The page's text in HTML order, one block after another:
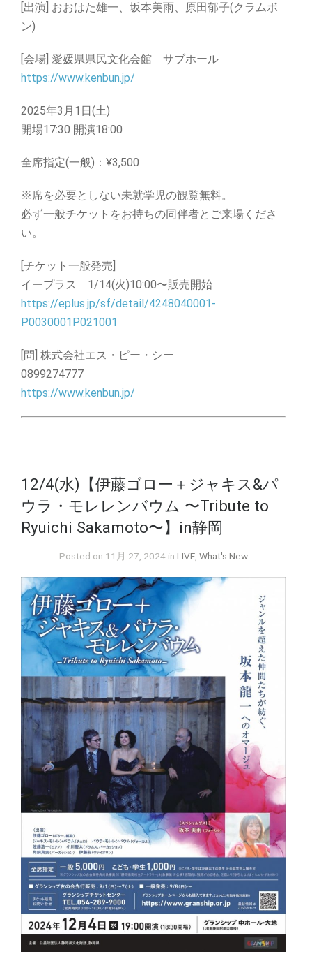
[出演] おおはた雄一、坂本美雨、原田郁子(クラムボ
ン)
[会場] 愛媛県県民文化会館 サブホール
https://www.kenbun.jp/
2025年3月1日(土)
開場17:30 開演18:00
全席指定(一般)：¥3,500
※席を必要としない未就学児の観覧無料。
必ず一般チケットをお持ちの同伴者とご来場くださ
い。
[チケット一般発売]
イープラス 1/14(火)10:00〜販売開始
https://eplus.jp/sf/detail/4248040001-
P0030001P021001
[問] 株式会社エス・ピー・シー
0899274777
https://www.kenbun.jp/
12/4(水)【伊藤ゴロー＋ジャキス&パ
ウラ・モレレンバウム 〜Tribute to
Ryuichi Sakamoto〜】in静岡
Posted on 11月 27, 2024 in LIVE, What's New